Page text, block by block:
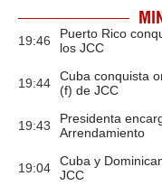
19:46
Puerto Rico
los JCC
19:44
Cuba conquista
(f) de JCC
19:43
Presidenta
Arrendamiento
19:04
Cuba y
JCC